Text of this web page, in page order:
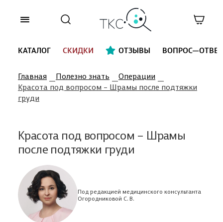
КАТАЛОГ СКИДКИ ОТЗЫВЫ ВОПРОС—ОТВЕТ
Главная Полезно знать
Операции
Красота под вопросом – Шрамы после подтяжки
груди
Красота под вопросом – Шрамы
после подтяжки груди
Под редакцией медицинского консультанта
Огородниковой С. В.